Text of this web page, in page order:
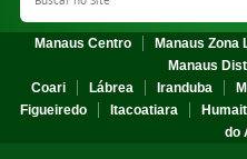
Manaus Centro Manaus Zona
Manaus
Coari
Lábrea Iranduba
Figueiredo
Itacoatiara
do